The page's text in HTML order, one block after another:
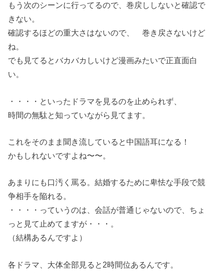
もう次のシーンに行ってるので、巻戻ししないと確認で
きない。
確認するほどの重大さはないので、 巻き戻さないけど
ね。
でも見てるとバカバカしいけど漫画みたいで正直面白
い。
・・・・といったドラマを見るのを止められず、
時間の無駄と知っていながら見てます。
これをそのまま聞き流していると中国語耳になる！
かもしれないですよね〜〜。
あまりにも口汚く罵る。結婚するために卑怯な手段で競
争相手を陥れる。
・・・・っていうのは、会話が普通じゃないので、ちょ
っと見て止めてますが・・・。
（結構あるんですよ）
各ドラマ、大体全部見ると2時間位あるんです。